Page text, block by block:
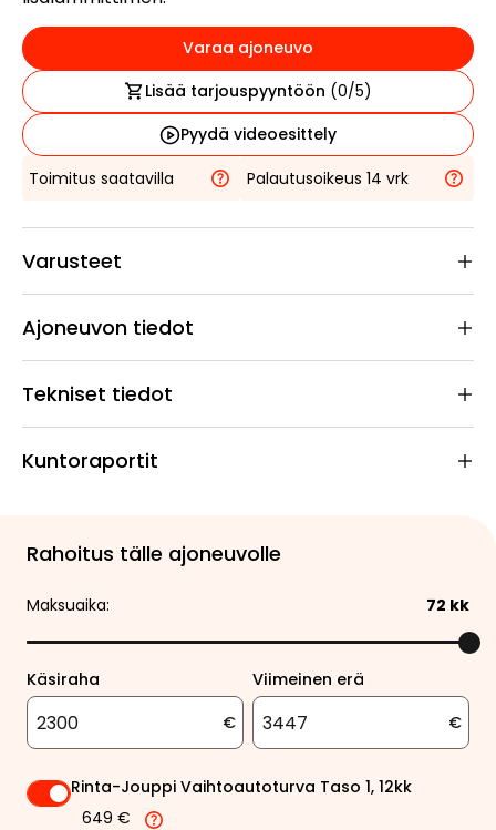
Varaa ajoneuvo
Lisää tarjouspyyntöön (0/5)
Pyydä videoesittely
Toimitus saatavilla
Palautusoikeus 14 vrk
Varusteet
Ajoneuvon tiedot
Tekniset tiedot
Kuntoraportit
Rahoitus tälle ajoneuvolle
Maksuaika: 72 kk
Käsiraha
€
Viimeinen erä
€
Rinta-Jouppi Vaihtoautoturva Taso 1, 12kk
649 €